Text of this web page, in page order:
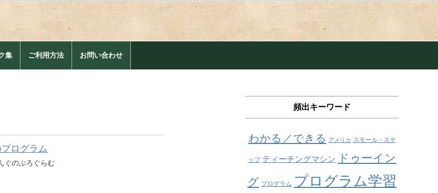
集 ご利用方法 お問い合わせ
ログラム
ぐのぷろぐらむ
頻出キーワード
わかる／できる アメリカ スモール・ステ
ップ ティーチングマシン
ドゥーイン
グ プログラム プログラム学習